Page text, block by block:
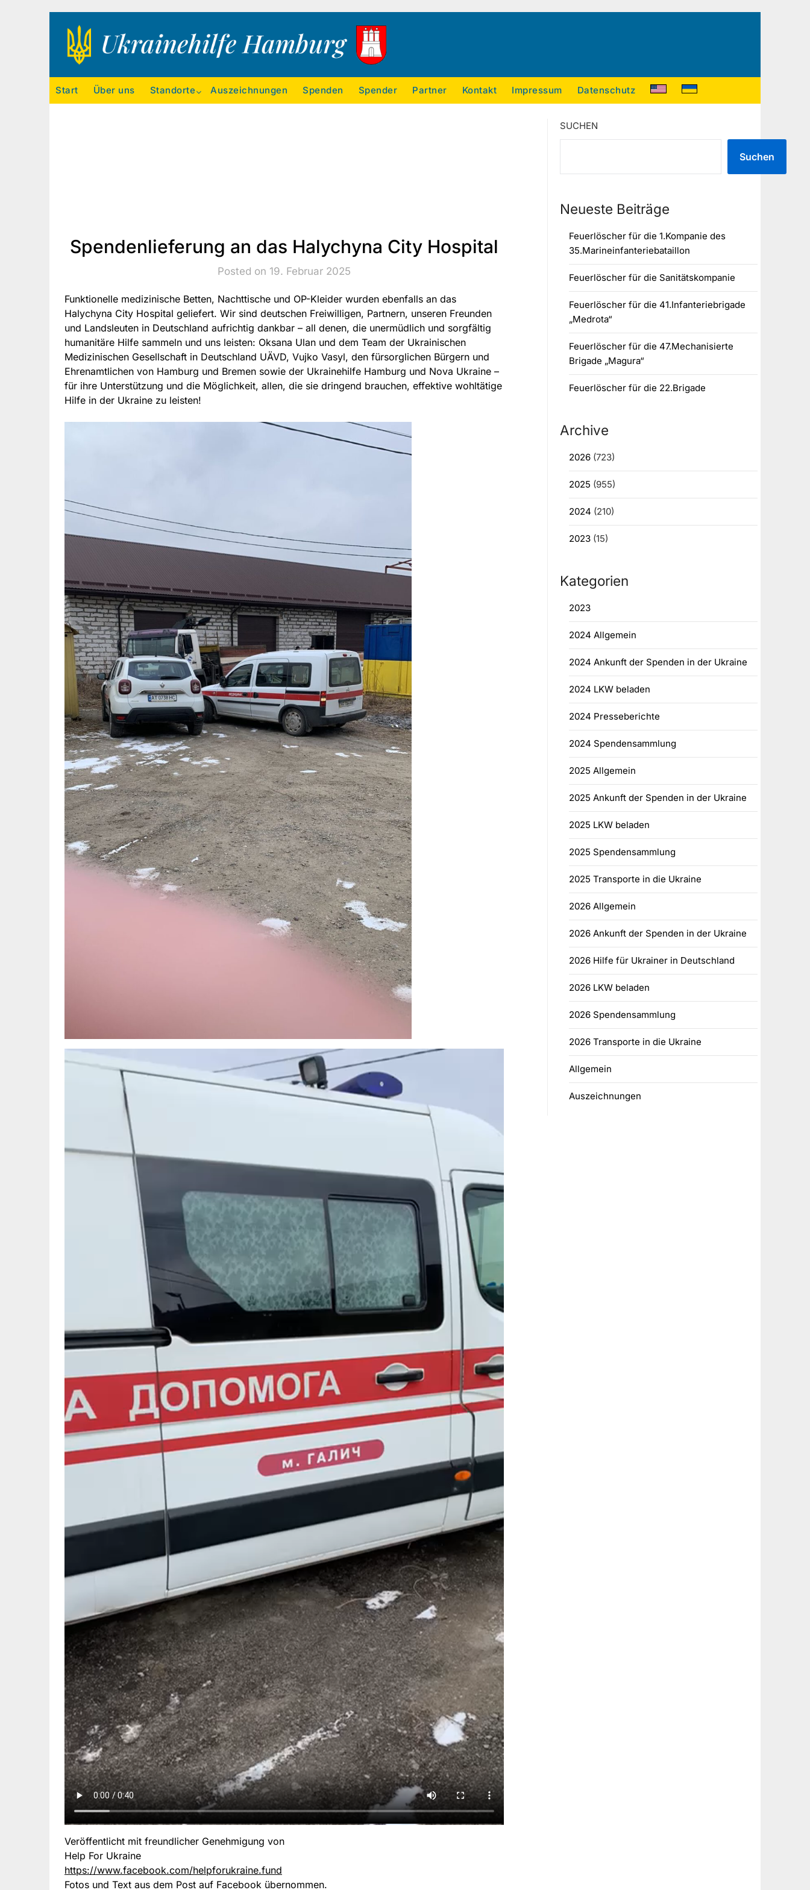
Ukrainehilfe Hamburg
Start Über uns Standorte Auszeichnungen Spenden Spender Partner Kontakt Impressum Datenschutz
Spendenlieferung an das Halychyna City Hospital
Posted on 19. Februar 2025
Funktionelle medizinische Betten, Nachttische und OP-Kleider wurden ebenfalls an das
Halychyna City Hospital geliefert. Wir sind deutschen Freiwilligen, Partnern, unseren Freunden
und Landsleuten in Deutschland aufrichtig dankbar – all denen, die unermüdlich und sorgfältig
humanitäre Hilfe sammeln und uns leisten: Oksana Ulan und dem Team der Ukrainischen
Medizinischen Gesellschaft in Deutschland UÄVD, Vujko Vasyl, den fürsorglichen Bürgern und
Ehrenamtlichen von Hamburg und Bremen sowie der Ukrainehilfe Hamburg und Nova Ukraine –
für ihre Unterstützung und die Möglichkeit, allen, die sie dringend brauchen, effektive wohltätige
Hilfe in der Ukraine zu leisten!
Veröffentlicht mit freundlicher Genehmigung von
Help For Ukraine
https://www.facebook.com/helpforukraine.fund
Fotos und Text aus dem Post auf Facebook übernommen.
SUCHEN
Suchen
Neueste Beiträge
Feuerlöscher für die 1.Kompanie des
35.Marineinfanteriebataillon
Feuerlöscher für die Sanitätskompanie
Feuerlöscher für die 41.Infanteriebrigade
„Medrota“
Feuerlöscher für die 47.Mechanisierte
Brigade „Magura“
Feuerlöscher für die 22.Brigade
Archive
2026(723)
2025 (955)
2024 (210)
2023(15)
Kategorien
2023
2024 Allgemein
2024 Ankunft der Spenden in der Ukraine
2024 LKW beladen
2024 Presseberichte
2024 Spendensammlung
2025 Allgemein
2025 Ankunft der Spenden in der Ukraine
2025 LKW beladen
2025 Spendensammlung
2025 Transporte in die Ukraine
2026 Allgemein
2026 Ankunft der Spenden in der Ukraine
2026 Hilfe für Ukrainer in Deutschland
2026 LKW beladen
2026 Spendensammlung
2026 Transporte in die Ukraine
Allgemein
Auszeichnungen